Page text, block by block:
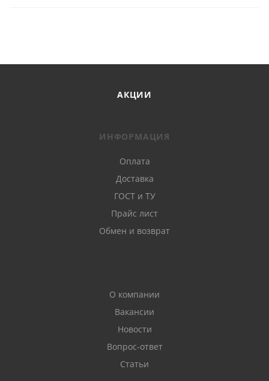
АКЦИИ
ИНФОРМАЦИЯ
Оплата
Доставка
ГОСТ и ТУ
Прайс лист
Обмен и возврат
О компании
Вакансии
Новости
Вопрос-ответ
Статьи